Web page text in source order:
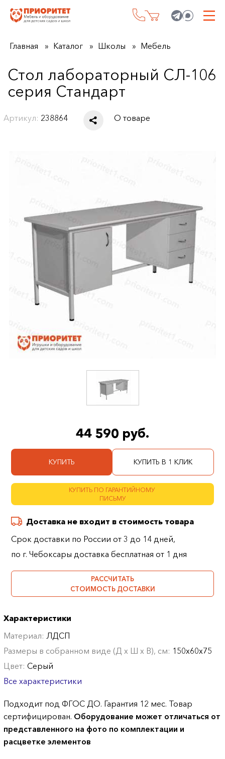
Главная Каталог Школы Мебель
Стол лабораторный СЛ-106
серия Стандарт
Артикул: 238864 О товаре
44 590 руб.
КУПИТЬ КУПИТЬ В 1 КЛИК
КУПИТЬ ПО ГАРАНТИЙНОМУ
ПИСЬМУ
Доставка не входит в стоимость товара
Срок доставки по России от 3 до 14 дней,
по г. Чебоксары доставка бесплатная от 1 дня
РАССЧИТАТЬ
СТОИМОСТЬ ДОСТАВКИ
Характеристики
Материал:ЛДСП
Размеры в собранном виде (Д х Ш х В), см: 150х60х75
Цвет:Серый
Все характеристики
Подходит под ФГОС ДО. Гарантия 12 мес. Товар
сертифицирован. Оборудование может отличаться от
представленного на фото по комплектации и
расцветке элементов